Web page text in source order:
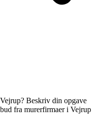
Beskriv din opgave
fra murerfirmaer i Vejrup